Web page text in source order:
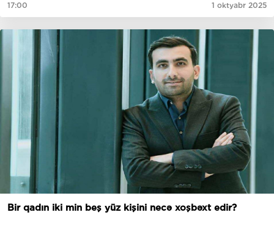
17:00 1 oktyabr 2025
Bir qadın iki min beş yüz kişini necə xoşbəxt edir?